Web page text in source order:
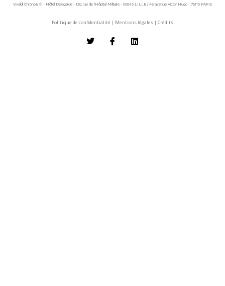
Vivaldi Chronos © - Hôtel Delagarde - 120, rue de l'Hôpital Militaire - 59043 LILLE / 45 avenue Victor Hugo - 75116 PARIS
Politique de confidentialité | Mentions légales | Crédits